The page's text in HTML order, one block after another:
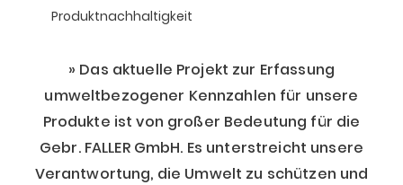
Produktnachhaltigkeit
Das aktuelle Projekt zur Erfassung
umweltbezogener Kennzahlen für unsere
Produkte ist von großer Bedeutung für die
Gebr. FALLER GmbH. Es unterstreicht unsere
Verantwortung, die Umwelt zu schützen und